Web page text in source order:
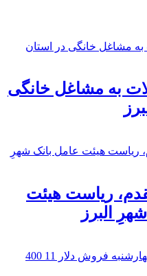
به مشاغل خانگی
ریاست هیئت
البرز